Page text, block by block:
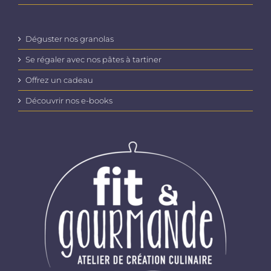
Déguster nos granolas
Se régaler avec nos pâtes à tartiner
Offrez un cadeau
Découvrir nos e-books